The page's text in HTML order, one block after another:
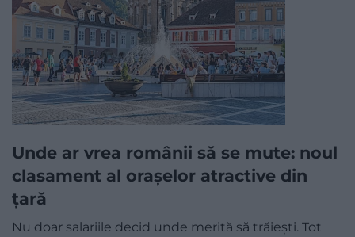
Unde ar vrea românii să se mute: noul
clasament al orașelor atractive din
țară
Nu doar salariile decid unde merită să trăiești. Tot